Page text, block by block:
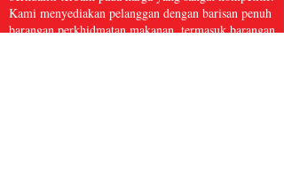
Kami menyediakan pelanggan dengan barisan penuh
barangan perkhidmatan makanan, termasuk barangan